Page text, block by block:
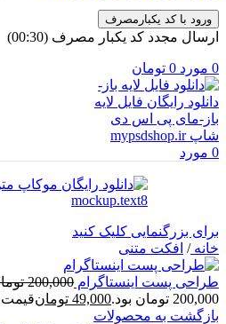
ورود با کد یکبارمصرف
ارسال مجدد کد یکبار مصرف (00:
30
)
0 مورد 0 تومان
0 مورد
برای بزرگنمایی کلیک کنید
خانه/ افکت متنی
طراحی پست اینستاگرام 200,000
200,000 تومان بود.
49,000 تومانقیمت فعلی
بازگشت به محصولات